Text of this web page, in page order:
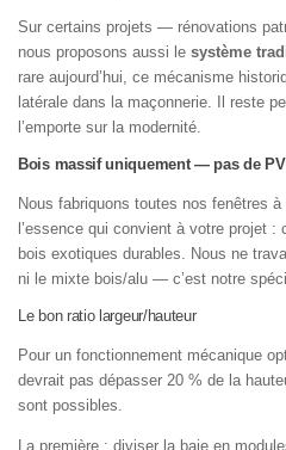
Sur certains projets — rénovations
nous proposons aussi le système
rare aujourd’hui, ce mécanisme
latérale dans la maçonnerie. Il reste
l’emporte sur la modernité.
Bois massif uniquement — pas de
Nous fabriquons toutes nos fenêtres
l’essence qui convient à votre projet
bois exotiques durables. Nous ne
ni le mixte bois/alu — c’est notre
Le bon ratio largeur/hauteur
Pour un fonctionnement mécanique
devrait pas dépasser 20 % de la
sont possibles.
La première : diviser la baie en